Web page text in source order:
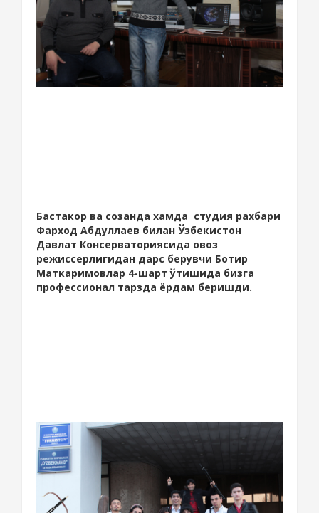
Бастакор ва созанда хамда студия рахбари
Фарход Абдуллаев билан Ўзбекистон
Давлат Консерваториясида овоз
режиссерлигидан дарс берувчи Ботир
Маткаримовлар 4-шарт ўтишида бизга
профессионал тарзда ёрдам беришди.